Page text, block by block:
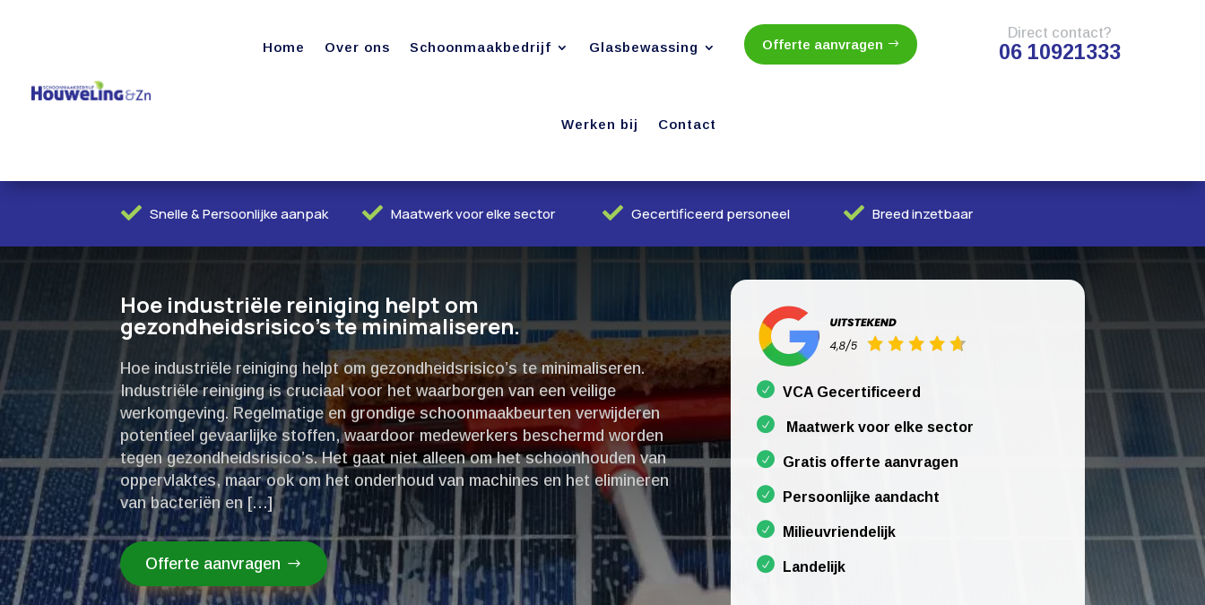
Home Over ons Schoonmaakbedrijf Glasbewassing
Werken bij Contact
Offerte aanvragen
Direct contact?
06 10921333
 Snelle & Persoonlijke aanpak  Maatwerk voor elke sector  Gecertificeerd personeel  Breed inzetbaar
Hoe industriële reiniging helpt om
gezondheidsrisico’s te minimaliseren.​
Hoe industriële reiniging helpt om gezondheidsrisico’s te minimaliseren.​
Industriële reiniging is cruciaal voor het waarborgen van een veilige
werkomgeving.​ Regelmatige en grondige schoonmaakbeurten verwijderen
potentieel gevaarlijke stoffen, waardoor medewerkers beschermd worden
tegen gezondheidsrisico’s.​ Het gaat niet alleen om het schoonhouden van
oppervlaktes, maar ook om het onderhoud van machines en het elimineren
van bacteriën en […]
Offerte aanvragen
VCA Gecertificeerd
Maatwerk voor elke sector
Gratis offerte aanvragen
Persoonlijke aandacht
Milieuvriendelijk
Landelijk